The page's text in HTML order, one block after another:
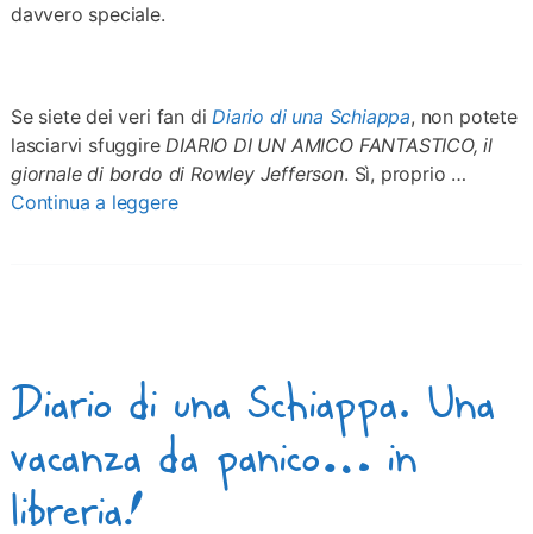
davvero speciale.
Se siete dei veri fan diDiario di una Schiappa, non potete
lasciarvi sfuggireDIARIO DI UN AMICO FANTASTICO, il
giornale di bordo di Rowley Jefferson. Sì, proprio …
Continua a leggere
Diario di una Schiappa. Una
vacanza da panico… in
libreria!